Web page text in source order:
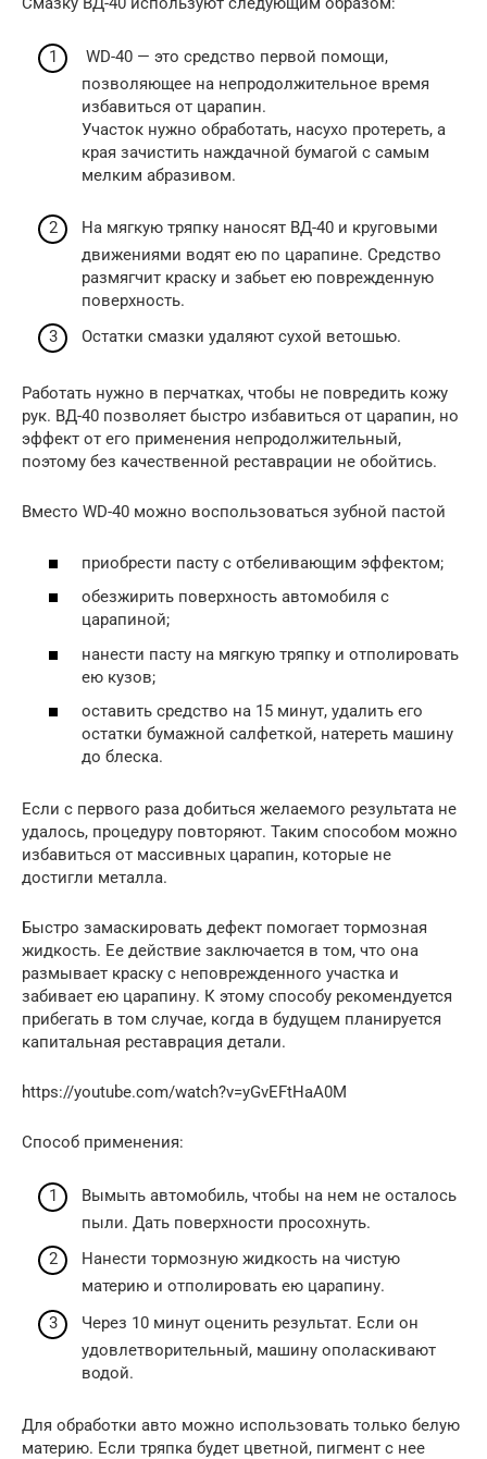
WD-40 — это средство первой помощи,
позволяющее на непродолжительное время
избавиться от царапин.
Участок нужно обработать, насухо протереть, а
края зачистить наждачной бумагой с самым
мелким абразивом.
На мягкую тряпку наносят ВД-40 и круговыми
движениями водят ею по царапине. Средство
размягчит краску и забьет ею поврежденную
поверхность.
Остатки смазки удаляют сухой ветошью.
Работать нужно в перчатках, чтобы не повредить кожу
рук. ВД-40 позволяет быстро избавиться от царапин, но
эффект от его применения непродолжительный,
поэтому без качественной реставрации не обойтись.
Вместо WD-40 можно воспользоваться зубной пастой
приобрести пасту с отбеливающим эффектом;
обезжирить поверхность автомобиля с
царапиной;
нанести пасту на мягкую тряпку и отполировать
ею кузов;
оставить средство на 15 минут, удалить его
остатки бумажной салфеткой, натереть машину
до блеска.
Если с первого раза добиться желаемого результата не
удалось, процедуру повторяют. Таким способом можно
избавиться от массивных царапин, которые не
достигли металла.
Быстро замаскировать дефект помогает тормозная
жидкость. Ее действие заключается в том, что она
размывает краску с неповрежденного участка и
забивает ею царапину. К этому способу рекомендуется
прибегать в том случае, когда в будущем планируется
капитальная реставрация детали.
https://youtube.com/watch?v=yGvEFtHaA0M
Способ применения:
Вымыть автомобиль, чтобы на нем не осталось
пыли. Дать поверхности просохнуть.
Нанести тормозную жидкость на чистую
материю и отполировать ею царапину.
Через 10 минут оценить результат. Если он
удовлетворительный, машину ополаскивают
водой.
Для обработки авто можно использовать только белую
материю. Если тряпка будет цветной, пигмент с нее